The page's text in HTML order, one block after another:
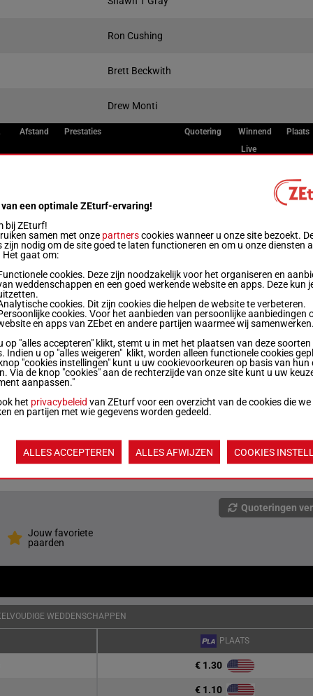
Ron Cushing
Brett Beckwith
Drew Monti
Afstand Prestaties Quotering Winnend
Plaats
Live
1600m
1600m
1600m 2a 0a 3a 0a 0a
1600m 3a 0a 4a (24) 1a 2a
1600m 0a 4a 2a 0a 0a
Quoteringen
Jouw favoriete
paarden
WEDDENSCHAPPEN
PLAATS
€ 1.30
€ 1.10
een optimale ZEturf-ervaring!
bij ZEturf!
samen met onze partnerscookies wanneer u onze site bezoekt.
zijn nodig om de site goed te laten functioneren en om u onze diensten
Het gaat om:
cookies. Deze zijn noodzakelijk voor het organiseren en
weddenschappen en een goed werkende website en apps. Deze kun
cookies. Dit zijn cookies die helpen de website te verbeteren.
cookies. Voor het aanbieden van persoonlijke aanbiedingen
en apps van ZEbet en andere partijen waarmee wij
op "alles accepteren" klikt, stemt u in met het plaatsen van deze soorten
Indien u op "alles weigeren" klikt, worden alleen functionele cookies
"cookies instellingen" kunt u uw cookievoorkeuren op basis van hun
Via de knop "cookies" aan de rechterzijde van onze site kunt u uw
aanpassen."
het privacybeleid van ZEturf voor een overzicht van de cookies die we
en partijen met wie gegevens worden gedeeld.
ALLES ACCEPTEREN ALLES AFWIJZEN COOKIES